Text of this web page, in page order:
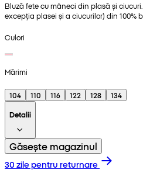
Bluză fete cu mâneci din plasă și
excepția plasei și a ciucurilor) din 100%
Culori
Mărimi
104 110 116 122 128
134
Detalii
Găsește magazinul
30 zile pentru returnare